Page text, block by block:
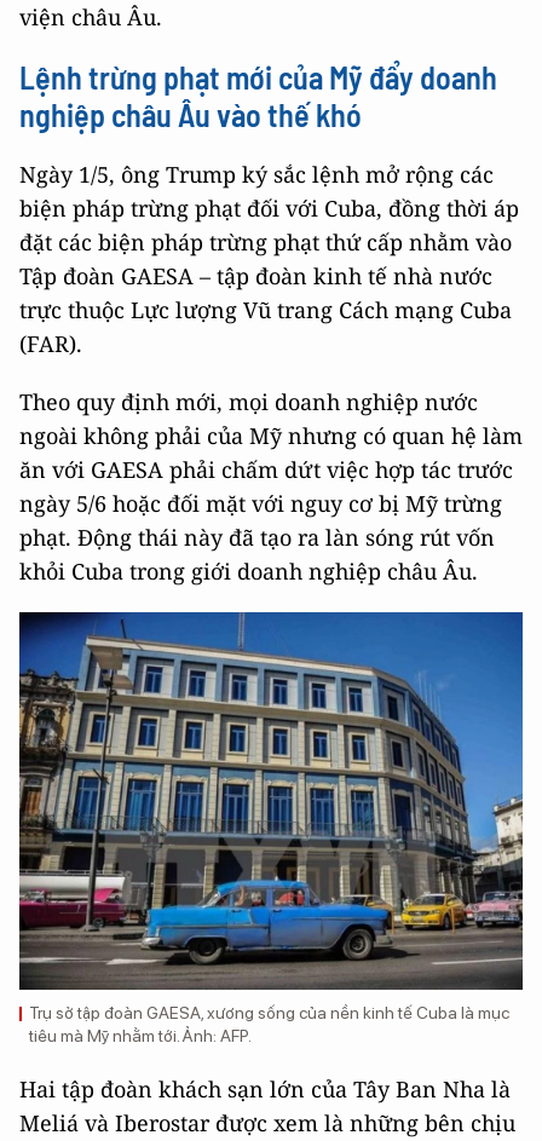
viện châu Âu.
Lệnh trừng phạt mới của Mỹ đẩy doanh
nghiệp châu Âu vào thế khó
Ngày 1/5, ông Trump ký sắc lệnh mở rộng các
biện pháp trừng phạt đối với Cuba, đồng thời áp
đặt các biện pháp trừng phạt thứ cấp nhằm vào
Tập đoàn GAESA – tập đoàn kinh tế nhà nước
trực thuộc Lực lượng Vũ trang Cách mạng Cuba
(FAR).
Theo quy định mới, mọi doanh nghiệp nước
ngoài không phải của Mỹ nhưng có quan hệ làm
ăn với GAESA phải chấm dứt việc hợp tác trước
ngày 5/6 hoặc đối mặt với nguy cơ bị Mỹ trừng
phạt. Động thái này đã tạo ra làn sóng rút vốn
khỏi Cuba trong giới doanh nghiệp châu Âu.
Trụ sở tập đoàn GAESA, xương sống của nền kinh tế Cuba là mục
tiêu mà Mỹ nhằm tới. Ảnh: AFP.
Hai tập đoàn khách sạn lớn của Tây Ban Nha là
Meliá và Iberostar được xem là những bên chịu